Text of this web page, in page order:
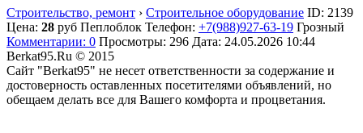
Строительство, ремонт › Строительное оборудование ID: 2139
Цена: 28 руб Пеплоблок Телефон: +7(988)927-63-19 Грозный
Комментарии: 0 Просмотры: 296 Дата: 24.05.2026 10:44
Berkat95.Ru © 2015
Сайт "Berkat95" не несет ответственности за содержание и
достоверность оставленных посетителями объявлений, но
обещаем делать все для Вашего комфорта и процветания.